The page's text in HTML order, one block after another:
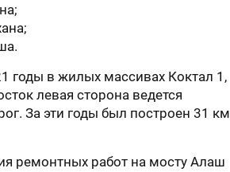
годы в жилых массивах Коктал 1,
левая сторона ведется
За эти годы был построен 31 км
ремонтных работ на мосту Алаш